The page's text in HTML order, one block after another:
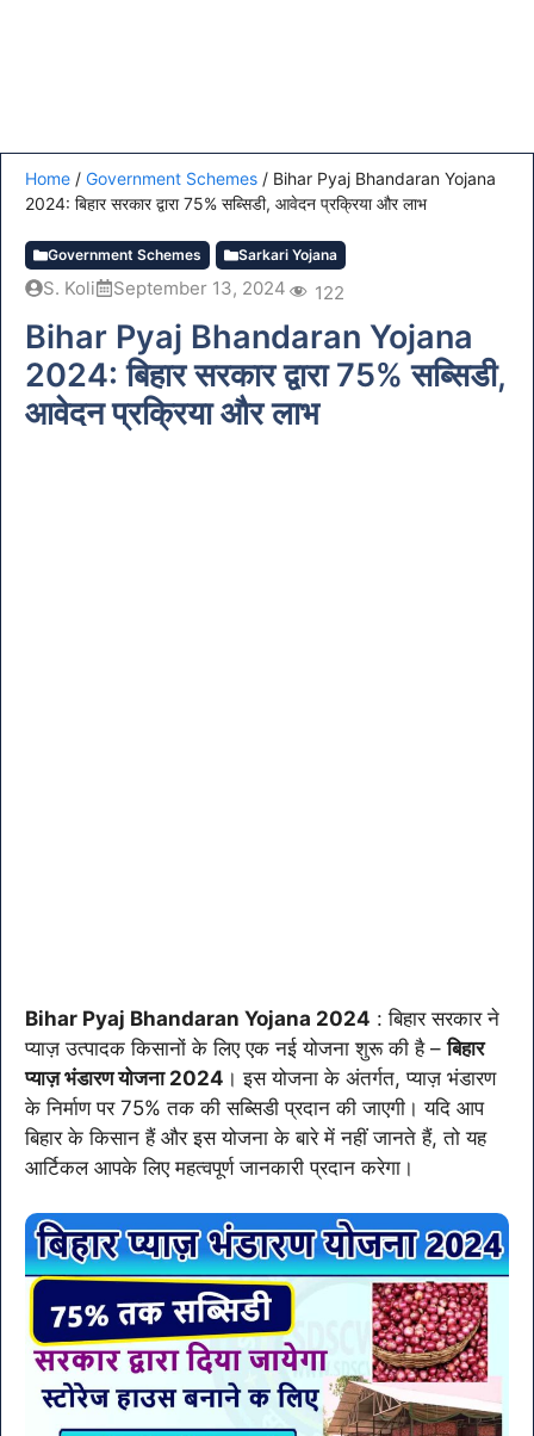
Home / Government Schemes / Bihar Pyaj Bhandaran Yojana
2024: बिहार सरकार द्वारा 75% सब्सिडी, आवेदन प्रक्रिया और लाभ
Government Schemes Sarkari Yojana
S. Koli September 13, 2024 122
Bihar Pyaj Bhandaran Yojana
2024: बिहार सरकार द्वारा 75% सब्सिडी,
आवेदन प्रक्रिया और लाभ
Bihar Pyaj Bhandaran Yojana 2024 : बिहार सरकार ने
प्याज़ उत्पादक किसानों के लिए एक नई योजना शुरू की है –बिहार
प्याज़ भंडारण योजना 2024 । इस योजना के अंतर्गत, प्याज़ भंडारण
के निर्माण पर 75% तक की सब्सिडी प्रदान की जाएगी। यदि आप
बिहार के किसान हैं और इस योजना के बारे में नहीं जानते हैं, तो यह
आर्टिकल आपके लिए महत्वपूर्ण जानकारी प्रदान करेगा।